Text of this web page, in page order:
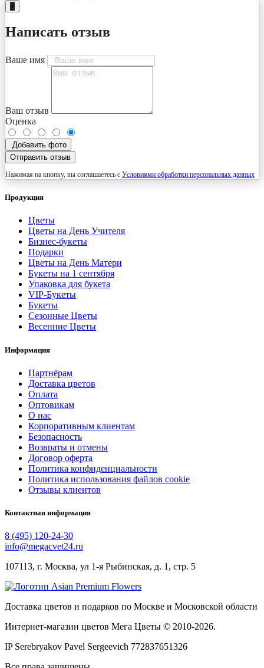
+
Написать отзыв
Ваше имя
Ваш отзыв
Оценка
Добавить фото
Отправить отзыв
Нажимая на кнопку, вы соглашаетесь с Условиями обработки персональных данных
Продукция
Цветы
Цветы на День Учителя
Бизнес-букеты
Подарки
Цветы на День Матери
Букеты на 1 сентября
Упаковка для букета
VIP-Букеты
Букеты
Сезонные Цветы
Весенние Цветы
Информация
Партнёрам
Доставка цветов
Оплата
Оптовикам
О нас
Корпоративным клиентам
Безопасность
Возвраты и отмены
Договор оферта
Политика конфиденциальности
Политика использования файлов cookie
Отзывы клиентов
Контактная информация
8 (495) 120-24-30
info@megacvet24.ru
107113, г. Москва, ул 1-я Рыбинская, д. 1, стр. 5
Доставка цветов и подарков по Москве и Московской области
Интернет-магазин цветов Мега Цветы © 2010-2026.
IP Serebryakov Pavel Sergeevich 772837651326